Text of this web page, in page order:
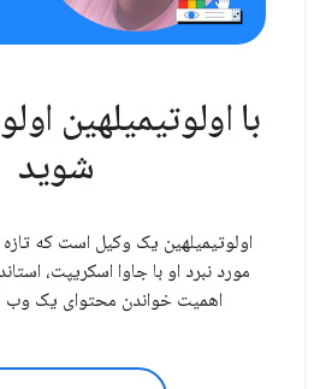
با اولوتیمیلهین
شوید
اولوتیمیلهین یک وکیل است که
مورد نبرد او با جاوا اسکریپت،
اهمیت خواندن محتوای یک وب